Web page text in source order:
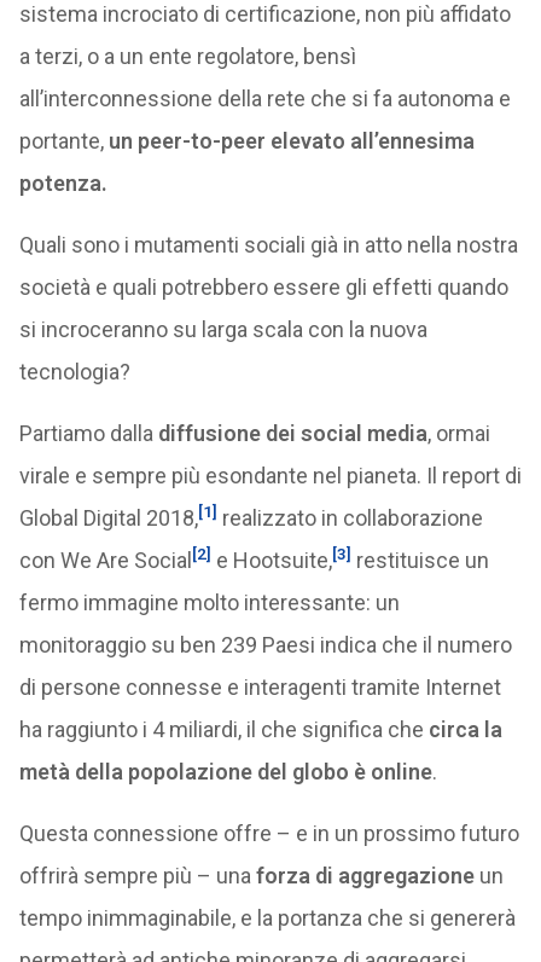
sistema incrociato di certificazione, non più affidato
a terzi, o a un ente regolatore, bensì
all’interconnessione della rete che si fa autonoma e
portante, un peer-to-peer elevato all’ennesima
potenza.
Quali sono i mutamenti sociali già in atto nella nostra
società e quali potrebbero essere gli effetti quando
si incroceranno su larga scala con la nuova
tecnologia?
Partiamo dalla diffusione dei social media, ormai
virale e sempre più esondante nel pianeta. Il report di
Global Digital 2018,[1] realizzato in collaborazione
con We Are Social [2] e Hootsuite,[3] restituisce un
fermo immagine molto interessante: un
monitoraggio su ben 239 Paesi indica che il numero
di persone connesse e interagenti tramite Internet
ha raggiunto i 4 miliardi, il che significa che circa la
metà della popolazione del globo è online.
Questa connessione offre – e in un prossimo futuro
offrirà sempre più – una forza di aggregazioneun
tempo inimmaginabile, e la portanza che si genererà